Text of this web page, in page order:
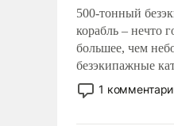
500-тонный
корабль – нечто
большее, чем
безэкипажные
применение
стало
1